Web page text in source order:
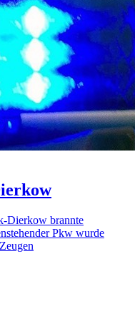
Dierkow brannte
Pkw wurde